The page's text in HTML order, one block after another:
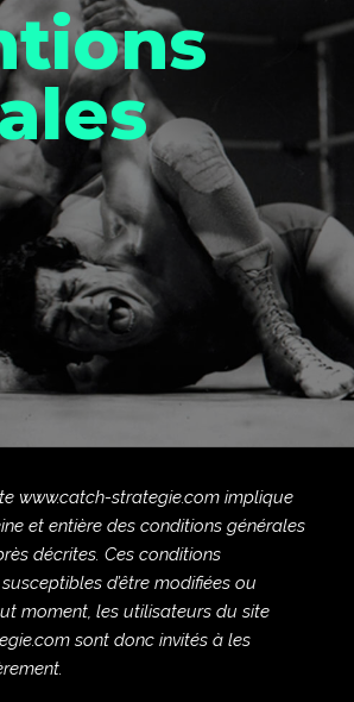
www.catch-strategie.com implique
et entière des conditions générales
décrites. Ces conditions
d’être modifiées ou
moment, les utilisateurs du site
sont donc invités à les